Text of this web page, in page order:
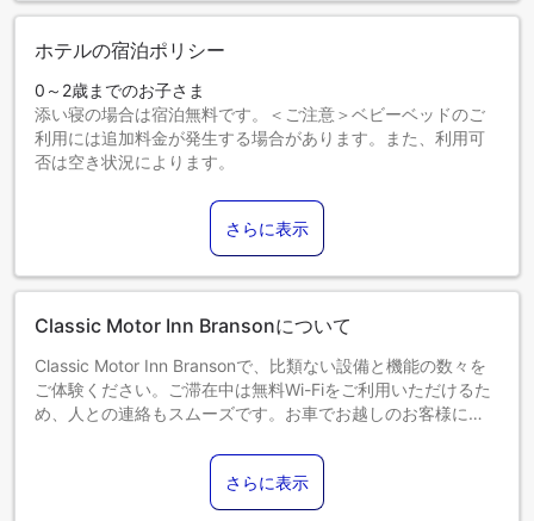
ホテルの宿泊ポリシー
0～2歳までのお子さま
添い寝の場合は宿泊無料です。＜ご注意＞ベビーベッドのご
利用には追加料金が発生する場合があります。また、利用可
否は空き状況によります。
エキストラベッドをお申し込みください。
18歳以上のゲストは大人とみなされます。
エキストラベッドの追加可否は、お部屋タイプにより異なり
ます。各部屋タイプ欄の記載をご確認ください。
さらに表示
Classic Motor Inn Bransonについて
Classic Motor Inn Bransonで、比類ない設備と機能の数々を
ご体験ください。ご滞在中は無料Wi-Fiをご利用いただけるた
め、人との連絡もスムーズです。お車でお越しのお客様に
ビスなど、フロントデスクで必要なサポートをいつでも受け
ることができます。 Classic Motor Inn Bransonにはランドリ
ーサービスがあり、衣類を清潔に保つことができるため、最
さらに表示